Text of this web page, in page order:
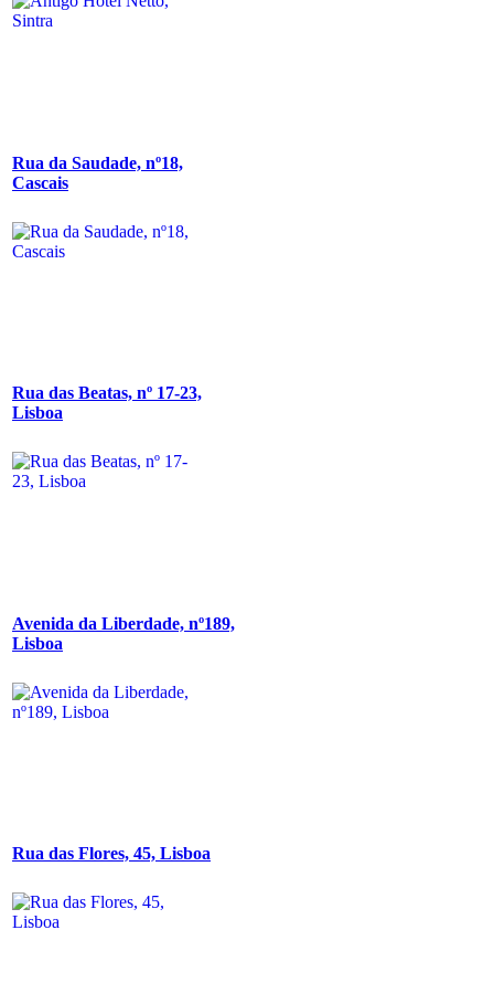
Rua da Saudade, nº18,
Cascais
Rua das Beatas, nº 17-23,
Lisboa
Avenida da Liberdade, nº189,
Lisboa
Rua das Flores, 45, Lisboa